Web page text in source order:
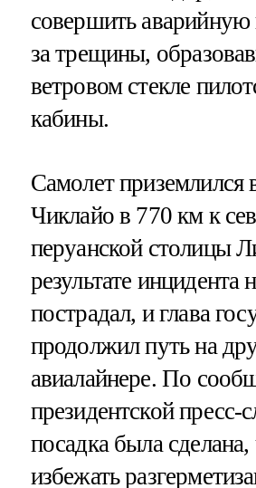
совершить аварийную
за трещины,
ветровом стекле
кабины.
Самолет приземлился
Чиклайо в 770 км к
перуанской столицы
результате инцидента
пострадал, и глава
продолжил путь на
авиалайнере. По
президентской пресс-
посадка была
избежать